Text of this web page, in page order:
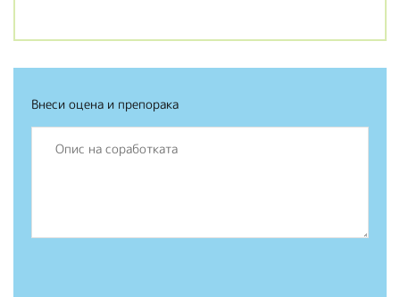
Внеси оцена и препорака